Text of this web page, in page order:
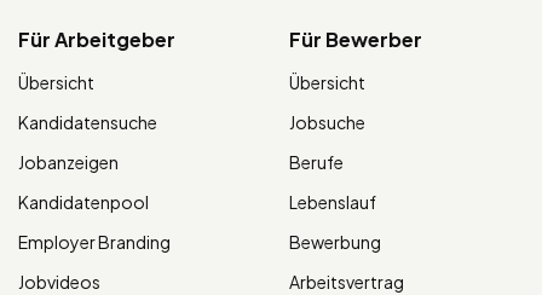
Für Arbeitgeber
Übersicht
Kandidatensuche
Jobanzeigen
Kandidatenpool
Employer Branding
Jobvideos
Für Bewerber
Übersicht
Jobsuche
Berufe
Lebenslauf
Bewerbung
Arbeitsvertrag